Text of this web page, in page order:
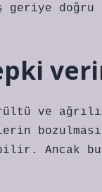
geriye
ve
Ancak